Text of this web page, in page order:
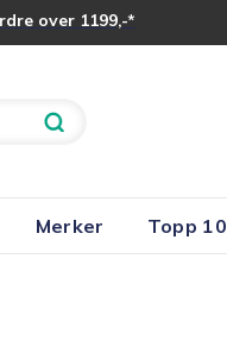
over 1199,-*
Merker Topp 10